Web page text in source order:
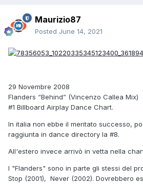
Maurizio87
Posted June 14, 2021
29 Novembre 2008
Flanders “Behind” (Vincenzo Callea Mix)
#1 Billboard Airplay Dance Chart.
In italia non ebbe il meritato successo,
raggiunta in dance directory la #8.
All'estero invece arrivò in vetta nella
I "Flanders" sono in parte gli stessi del
Stop (2001), Never (2002). Dovrebbero